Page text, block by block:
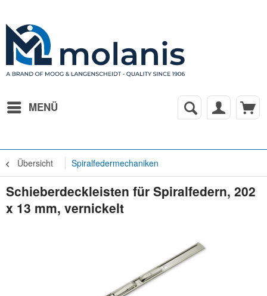
MENÜ
Übersicht Spiralfedermechaniken
Schieberdeckleisten für Spiralfedern, 202
x 13 mm, vernickelt